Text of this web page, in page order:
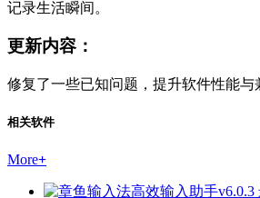
记录生活瞬间。
更新内容：
修复了一些已知问题，提升软件性能与
相关软件
More+